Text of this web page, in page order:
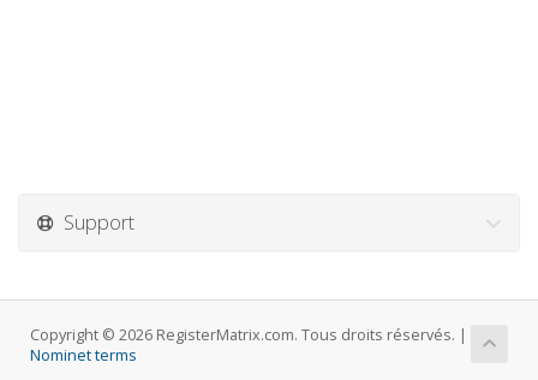
Support
Copyright © 2026 RegisterMatrix.com. Tous droits réservés. |
Nominet terms